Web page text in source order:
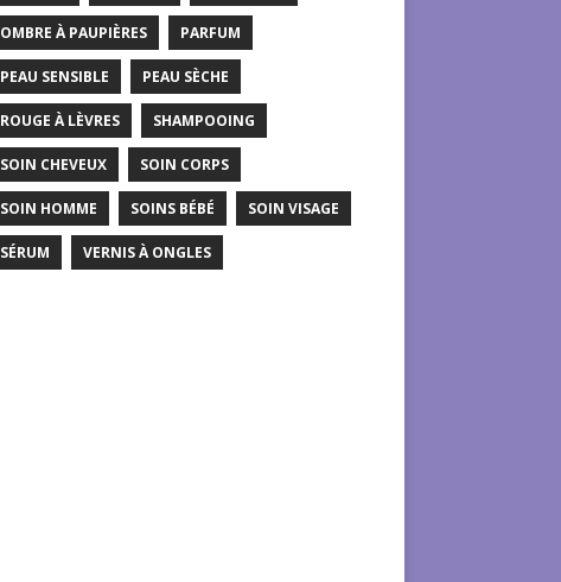
OMBRE À PAUPIÈRES PARFUM
PEAU SENSIBLE PEAU SÈCHE
ROUGE À LÈVRES SHAMPOOING
SOIN CHEVEUX SOIN CORPS
SOIN HOMME SOINS BÉBÉ SOIN VISAGE
SÉRUM VERNIS À ONGLES